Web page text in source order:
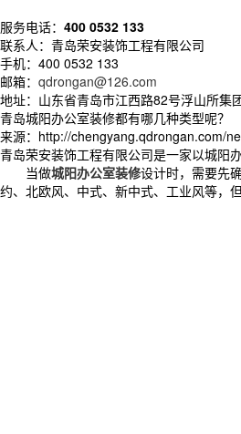
服务电话： 400 0532 133
联系人：青岛荣安装饰工程有限公司
手机：400 0532 133
邮箱： qdrongan@126.com
地址：山东省青岛市江西路82号浮山所集
青岛城阳办公室装修都有哪几种类型呢？
来源：http://chengyang.qdrongan.com/
青岛荣安装饰工程有限公司是一家以城阳
当做城阳办公室装修设计时，需要先
约、北欧风、中式、新中式、工业风等，